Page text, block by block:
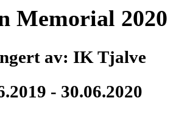
Memorial 2020
av: IK Tjalve
- 30.06.2020